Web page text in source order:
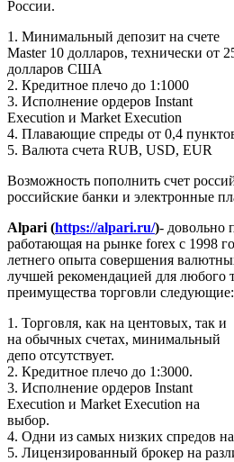
России.
1. Минимальный депозит на счете
Master 10 долларов, технически от
долларов США
2. Кредитное плечо до 1:1000
3. Исполнение ордеров Instant
Execution и Market Execution
4. Плавающие спреды от 0,4
5. Валюта счета RUB, USD, EUR
Возможность пополнить счет
российские банки и электронные
Alpari (https://alpari.ru/)- довольно
работающая на рынке forex с 1998
летнего опыта совершения
лучшей рекомендацией для любого
преимущества торговли следующие:
1. Торговля, как на центовых, так и
на обычных счетах, минимальный
депо отсутствует.
2. Кредитное плечо до 1:3000.
3. Исполнение ордеров Instant
Execution и Market Execution на
выбор.
4. Одни из самых низких спредов
5. Лицензированный брокер на